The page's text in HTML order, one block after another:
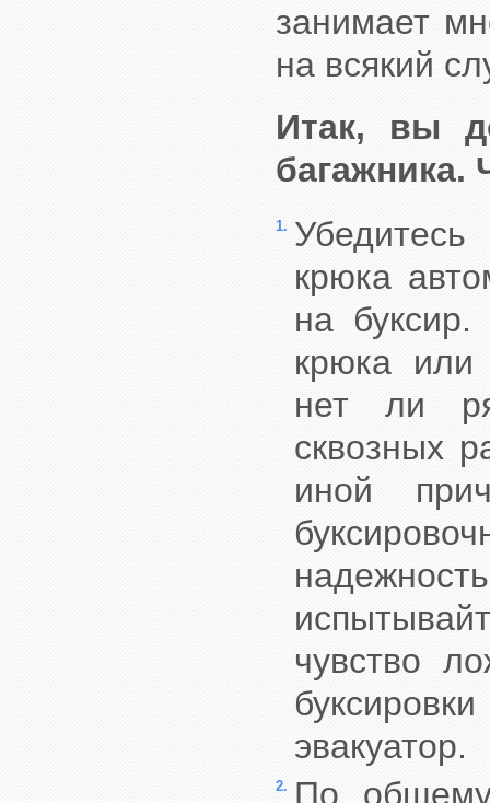
занимает
на всякий
Итак, вы
багажника.
1.
крюка
на
крюка или
нет ли
сквозных
иной
чувство
эвакуатор.
2. По